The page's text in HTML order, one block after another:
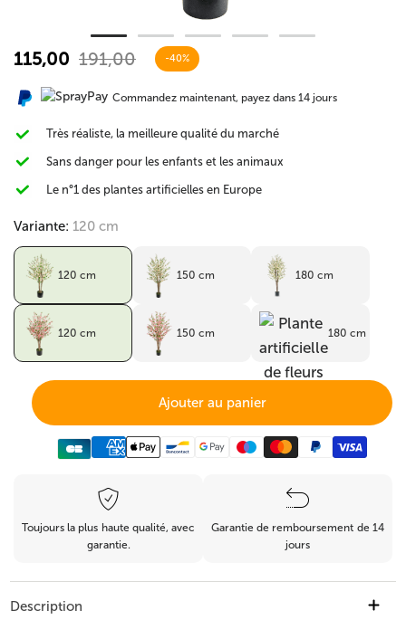
115,00 191,00 -40%
Commandez maintenant, payez dans 14 jours
Très réaliste, la meilleure qualité du marché
Sans danger pour les enfants et les animaux
Le n°1 des plantes artificielles en Europe
Variante: 120 cm
120 cm 150 cm 180 cm
120 cm 150 cm 180 cm
Ajouter au panier
Toujours la plus haute qualité, avec
garantie.
Garantie de remboursement de 14
jours
Description